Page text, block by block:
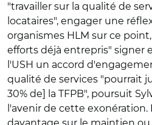
"travailler sur la qualité de
locataires", engager une
organismes HLM sur ce
efforts déjà entrepris" signer
l'USH un accord
qualité de services "pourrait
30% de] la TFPB", poursuit
l'avenir de cette